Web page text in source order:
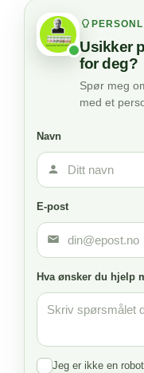
Usikker
for deg?
Spør meg
med et
Navn
E-post
Hva ønsker du hjelp
Jeg er ikke en robot